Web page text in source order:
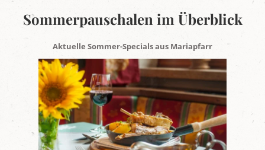
Sommerpauschalen im Überblick
Aktuelle Sommer-Specials aus Mariapfarr